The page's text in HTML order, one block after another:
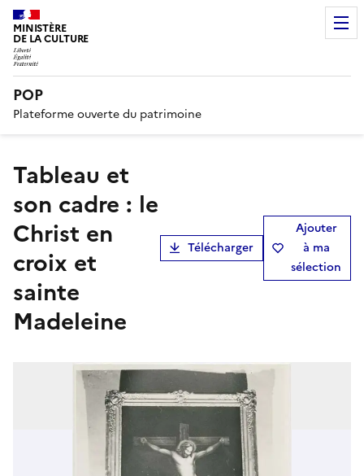
MINISTÈRE
DE LA CULTURE
POP
Plateforme ouverte du patrimoine
tableau et
son cadre : le
Christ en
croix et
sainte
Madeleine
Télécharger
Ajouter
à ma
sélection